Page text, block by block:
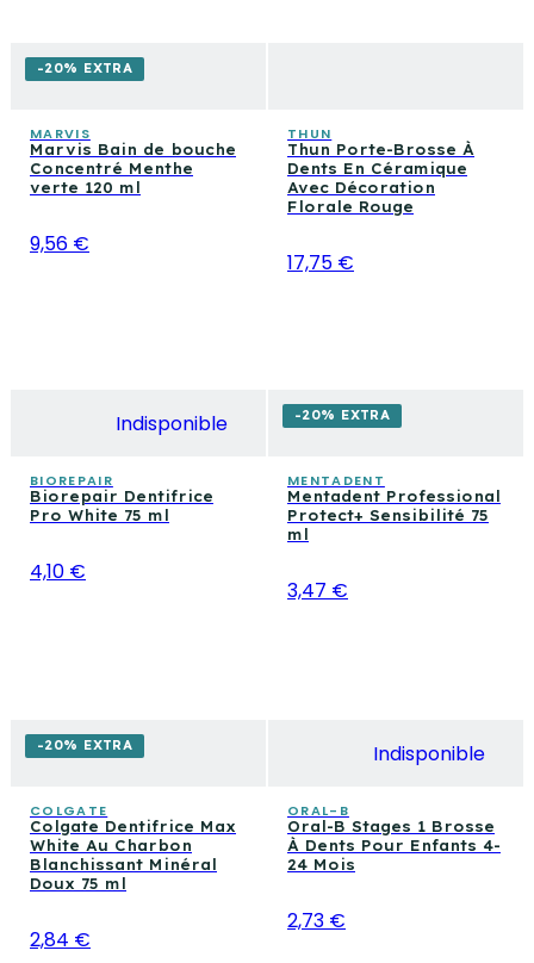
-20% EXTRA
MARVIS
Marvis Bain de bouche
Concentré Menthe
verte 120 ml
9,56 €
THUN
Thun Porte-Brosse À
Dents En Céramique
Avec Décoration
Florale Rouge
17,75 €
Indisponible
BIOREPAIR
Biorepair Dentifrice
Pro White 75 ml
4,10 €
-20% EXTRA
MENTADENT
Mentadent Professional
Protect+ Sensibilité 75
ml
3,47 €
-20% EXTRA
COLGATE
Colgate Dentifrice Max
White Au Charbon
Blanchissant Minéral
Doux 75 ml
2,84 €
Indisponible
ORAL-B
Oral-B Stages 1 Brosse
À Dents Pour Enfants 4-
24 Mois
2,73 €